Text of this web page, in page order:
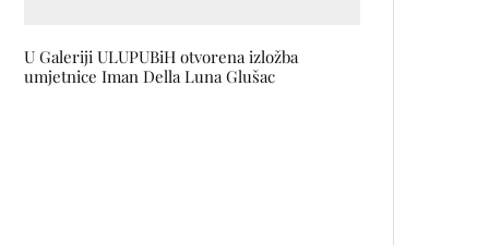
U Galeriji ULUPUBiH otvorena izložba
umjetnice Iman Della Luna Glušac